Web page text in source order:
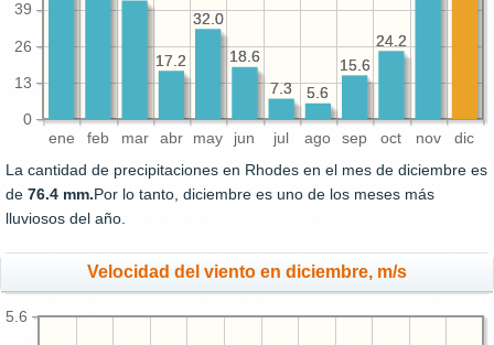
ene feb mar abr may jun jul ago sep oct nov dic
0
13
26
39
24.2
15.6
5.6
7.3
18.6
32.0
17.2
24.2
15.6
5.6
7.3
18.6
32.0
17.2
La cantidad de precipitaciones en Rhodes en el mes de diciembre es
de 76.4 mm.Por lo tanto, diciembre es uno de los meses más
lluviosos del año.
Velocidad del viento en diciembre, m/s
5.6